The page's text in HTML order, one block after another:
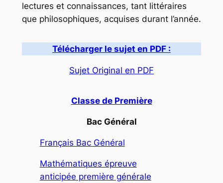
lectures et connaissances, tant littéraires
que philosophiques, acquises durant l’année.
Télécharger le sujet en PDF :
Sujet Original en PDF
Classe de Première
Bac Général
Français Bac Général
Mathématiques épreuve
anticipée première générale